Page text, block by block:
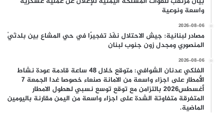
واسعة ونوعية
2026-08-06
مصادر لبنانية: جيش الاحتلال نفّذ تفجيرًا في حي المشاع بين بلدتَيْ
المنصوري ومجدل زون جنوب لبنان
2026-08-06
الفلكي عدنان الشوافي: متوقع خلال 48 ساعة قادمة عودة نشاط
الأمطار على اجزاء واسعة من الامانة صنعاء خصوصا غدا الجمعة 7
أغسطس2026 بالتزامن مع توقع توسع نسبي لهطول الامطار
المتفرقة متفاوتة الشدة على اجزاء واسعة من اليمن مقارنة باليومين
الماضية.